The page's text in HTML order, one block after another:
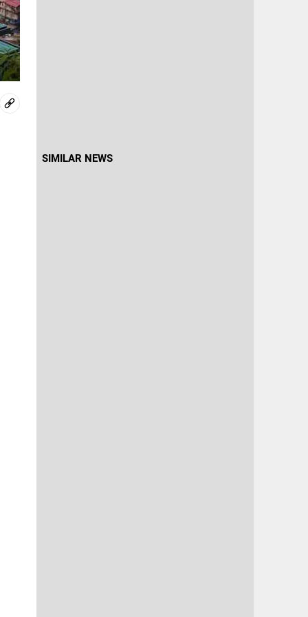
SIMILAR NEWS